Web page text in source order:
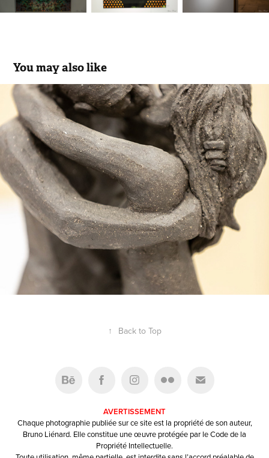
You may also like
Féminités
2018
↑ Back to Top
AVERTISSEMENT
Chaque photographie publiée sur ce site est la propriété de son auteur,
Bruno Liénard. Elle constitue une œuvre protégée par le Code de la
Propriété Intellectuelle.